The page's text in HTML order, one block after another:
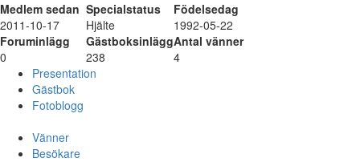
Medlem sedan Specialstatus
Födelsedag
2011-10-17
Hjälte
1992-05-22
Foruminlägg
GästboksinläggAntal vänner
0
238
4
Presentation
Gästbok
Fotoblogg
Vänner
Besökare